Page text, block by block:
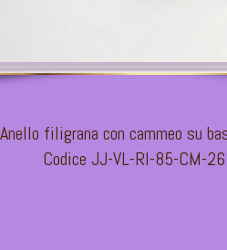
Anello filigrana con cammeo su
Codice JJ-VL-RI-85-CM-26